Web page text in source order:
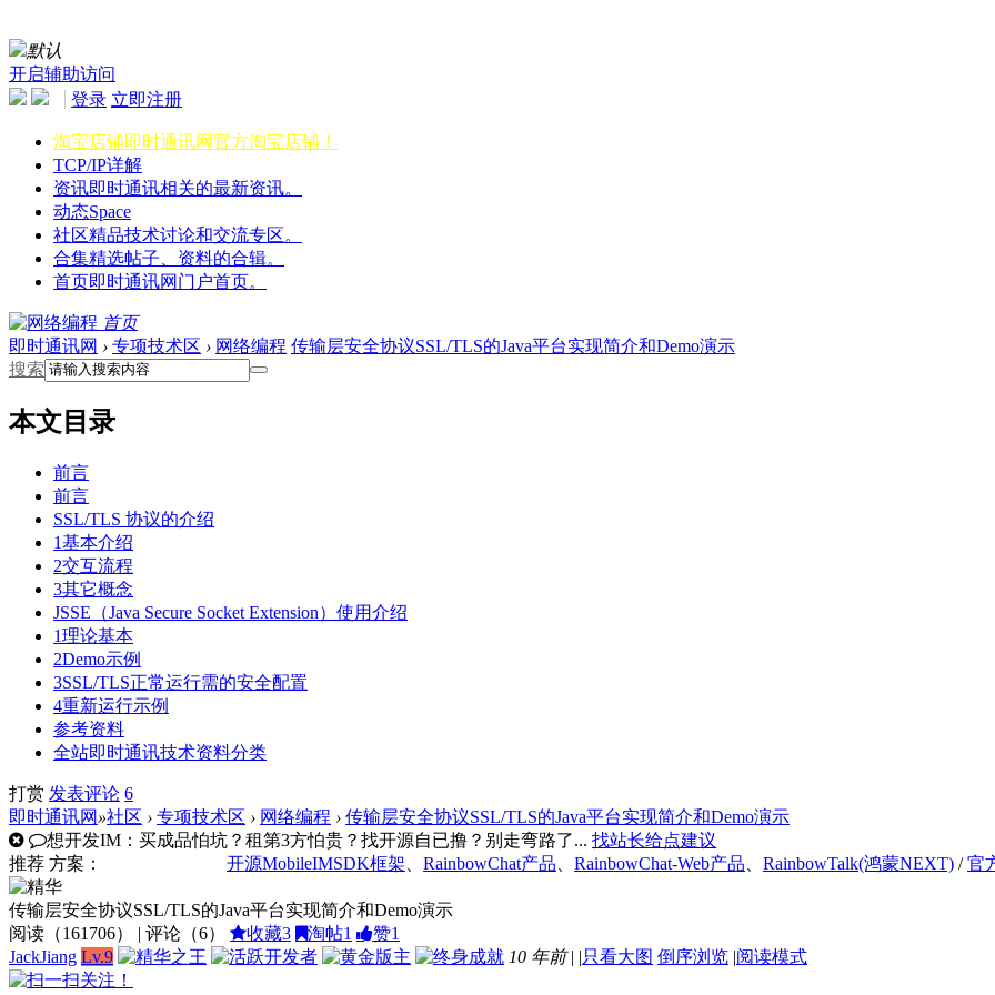
默认
开启辅助访问
登录 立即注册
淘宝店铺即时通讯网官方淘宝店铺！
TCP/IP详解
资讯即时通讯相关的最新资讯。
动态Space
社区精品技术讨论和交流专区。
合集精选帖子、资料的合辑。
首页即时通讯网门户首页。
首页
即时通讯网 › 专项技术区 › 网络编程 传输层安全协议SSL/TLS的Java平台实现简介和Demo演示
搜索
本文目录
前言
前言
SSL/TLS 协议的介绍
1基本介绍
2交互流程
3其它概念
JSSE（Java Secure Socket Extension）使用介绍
1理论基本
2Demo示例
3SSL/TLS正常运行需的安全配置
4重新运行示例
参考资料
全站即时通讯技术资料分类
打赏 发表评论 6
即时通讯网 »社区 › 专项技术区 › 网络编程 › 传输层安全协议SSL/TLS的Java平台实现简介和Demo演示
想开发IM：买成品怕坑？租第3方怕贵？找开源自已撸？别走弯路了... 找站长给点建议
推荐 方案： 开源MobileIMSDK框架 RainbowChat产品 RainbowChat-Web产品 RainbowTalk(鸿蒙NEXT) / 官
传输层安全协议SSL/TLS的Java平台实现简介和Demo演示
阅读（161706） | 评论（6） 收藏3 淘帖1 赞1
JackJiang Lv.9 10 年前 | |只看大图 倒序浏览 |阅读模式